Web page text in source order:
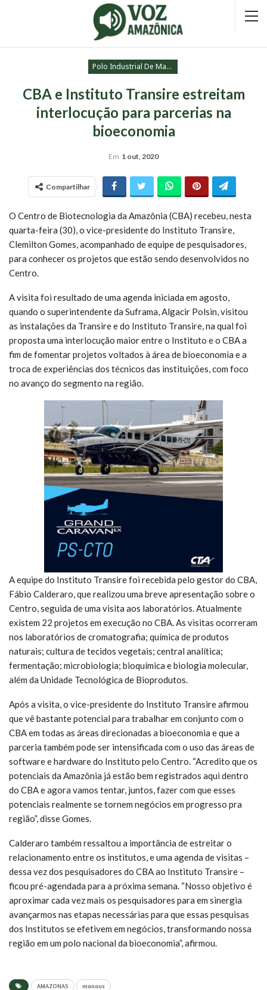
Polo Industrial De Manaus
CBA e Instituto Transire estreitam
interlocução para parcerias na
bioeconomia
Em 1 out, 2020
Compartilhar
O Centro de Biotecnologia da Amazônia (CBA) recebeu, nesta
quarta-feira (30), o vice-presidente do Instituto Transire,
Clemilton Gomes, acompanhado de equipe de pesquisadores,
para conhecer os projetos que estão sendo desenvolvidos no
Centro.
A visita foi resultado de uma agenda iniciada em agosto,
quando o superintendente da Suframa, Algacir Polsin, visitou
as instalações da Transire e do Instituto Transire, na qual foi
proposta uma interlocução maior entre o Instituto e o CBA a
fim de fomentar projetos voltados à área de bioeconomia e a
troca de experiências dos técnicos das instituições, com foco
no avanço do segmento na região.
A equipe do Instituto Transire foi recebida pelo gestor do CBA,
Fábio Calderaro, que realizou uma breve apresentação sobre o
Centro, seguida de uma visita aos laboratórios. Atualmente
existem 22 projetos em execução no CBA. As visitas ocorreram
nos laboratórios de cromatografia; química de produtos
naturais; cultura de tecidos vegetais; central analítica;
fermentação; microbiologia; bioquímica e biologia molecular,
além da Unidade Tecnológica de Bioprodutos.
Após a visita, o vice-presidente do Instituto Transire afirmou
que vê bastante potencial para trabalhar em conjunto com o
CBA em todas as áreas direcionadas a bioeconomia e que a
parceria também pode ser intensificada com o uso das áreas de
software e hardware do Instituto pelo Centro. “Acredito que os
potenciais da Amazônia já estão bem registrados aqui dentro
do CBA e agora vamos tentar, juntos, fazer com que esses
potenciais realmente se tornem negócios em progresso pra
região”, disse Gomes.
Calderaro também ressaltou a importância de estreitar o
relacionamento entre os institutos, e uma agenda de visitas –
dessa vez dos pesquisadores do CBA ao Instituto Transire –
ficou pré-agendada para a próxima semana. “Nosso objetivo é
aproximar cada vez mais os pesquisadores para em sinergia
avançarmos nas etapas necessárias para que essas pesquisas
dos Institutos se efetivem em negócios, transformando nossa
região em um polo nacional da bioeconomia”, afirmou.
AMAZONAS manaus